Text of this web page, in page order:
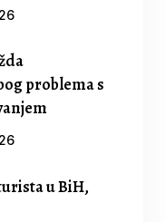
problema s
u BiH,